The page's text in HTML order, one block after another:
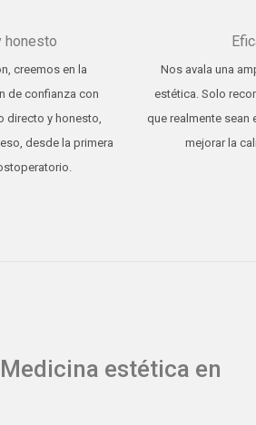
honesto
creemos en la
de confianza con
directo y honesto,
desde la primera
Nos avala una
estética. Solo
que realmente sean
mejorar la
estética en